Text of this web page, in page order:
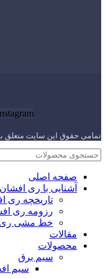
تمامی حقوق این سایت متعلق
صفحه اصلی
آشنایی با ری افشان
تاریخچه ری
رزومه ری
خط مشی ری
مقالات
محصولات
سیم برق
سیم